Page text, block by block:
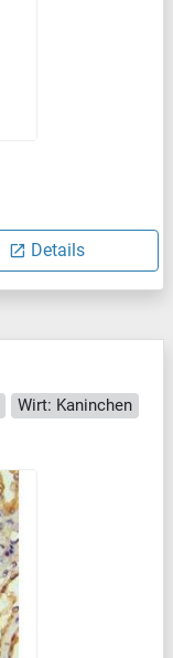
Details
Wirt: Kaninchen